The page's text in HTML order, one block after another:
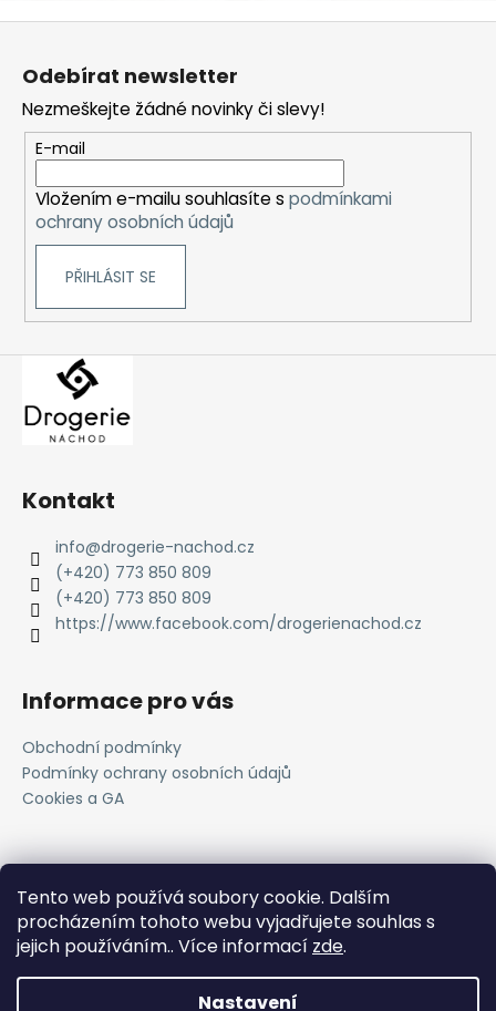
Tento web používá soubory cookie. Dalším
procházením tohoto webu vyjadřujete souhlas s
jejich používáním.. Více informací zde.
Nastavení
Odebírat newsletter
Nezmeškejte žádné novinky či slevy!
E-mail
Vložením e-mailu souhlasíte s podmínkami
ochrany osobních údajů
PŘIHLÁSIT SE
Kontakt
info@drogerie-nachod.cz
(+420) 773 850 809
(+420) 773 850 809
https://www.facebook.com/drogerienachod.cz
Informace pro vás
Obchodní podmínky
Podmínky ochrany osobních údajů
Cookies a GA
Novinky
Registrace do VOC systému
11.4.2025